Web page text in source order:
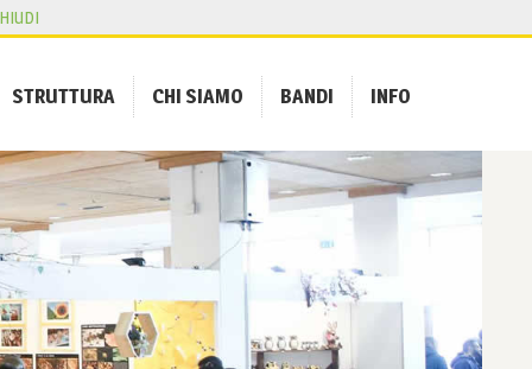
STRUTTURA CHI SIAMO BANDI INFO